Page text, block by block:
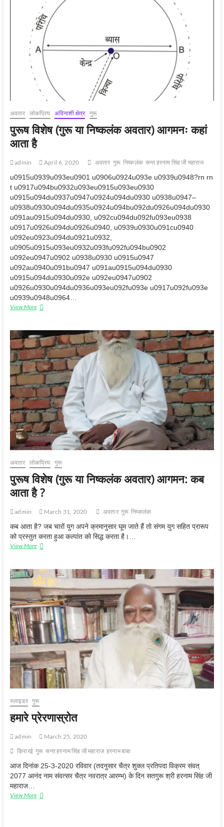
पहचानः
शारीरिक
पहचान
अवतार लोकप्रिय अविनाशी क्षेत्र गुरू
पुरूष विशेष (गुरू या निष्कलंक अवतार) आगमनः कहां
आता है
admin April 6, 2020 अवतार गुरू निष्‍कलंक सन्‍त हरनाम सिंह जी महाराज
u0915u0939u093eu0901 u0906u0924u093e u0939u0948?rn rn
t u0917u094bu0932u093eu0915u093eu0930
u0915u094du0937u0947u0924u094du0930 u0938u0947–
u0938u0930u094du0935u0924u094bu092du0926u094du0930
u091au0915u094du0930, u092cu094du092fu093eu0938
u0917u0926u094du0926u0940, u0939u0930u091cu0940
u092eu0923u094du0921u0932,
u0905u0915u093eu0932u093fu092fu094bu0902
u092eu0947u0902 u0938u0930 u0915u0947
u092au0940u091bu0947 u091au0915u094du0930
u0915u094du0930u092e u092eu0947u0902
u0926u0930u094du0936u093eu092fu093e u0917u092fu093e
u0939u0948u0964…
View Moreपुरूष
या
निष्कलंक
अवतार)
आगमनः
कहां
आता
है
अवतार लोकप्रिय गुरू
पुरूष विशेष (गुरू या निष्कलंक अवतार) आगमन: कब
आता है ?
admin March 31, 2020 अवतार गुरू निष्‍कलंक
कब आता है? जब चारों युग अपने क्रमानुसार घूम जाते हैं तो संगम युग सहित प्रारूप
को प्रस्तुत करता हुआ कल्पांत को सिद्ध करता है।…
View Moreपुरूष
या
निष्कलंक
अवतार)
आगमन:
कब
आता
है
स्‍लाइडर गुरू
हमारे प्रेरणास्रोत
admin
March 25, 2020
किरारई गुरू सन्‍त हरनाम सिंह जी महाराज हरनाम बाबा
आज दिनांक 25-3-2020 रविवार (तदनुसार चैत्र शुक्‍ल प्रतिपदा विक्रम संवत्
2077 आनंद नाम संवत्‍सर चैत्र नवरात्र आरम्‍भ) के दिन सतगुरू श्री हरनाम सिंह जी
महाराज…
View Moreहमारे